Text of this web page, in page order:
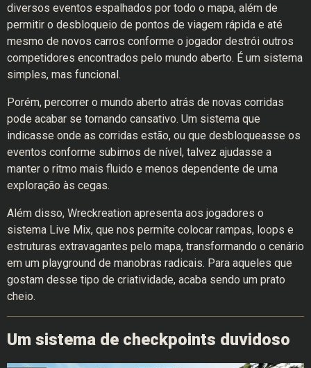
diversos eventos espalhados por todo o mapa, além de
permitir o desbloqueio de pontos de viagem rápida e até
mesmo de novos carros conforme o jogador destrói outros
competidores encontrados pelo mundo aberto. É um sistema
simples, mas funcional.
Porém, percorrer o mundo aberto atrás de novas corridas
pode acabar se tornando cansativo. Um sistema que
indicasse onde as corridas estão, ou que desbloqueasse os
eventos conforme subimos de nível, talvez ajudasse a
manter o ritmo mais fluido e menos dependente de uma
exploração às cegas.
Além disso, Wreckreation apresenta aos jogadores o
sistema Live Mix, que nos permite colocar rampas, loops e
estruturas extravagantes pelo mapa, transformando o cenário
em um playground de manobras radicais. Para aqueles que
gostam desse tipo de criatividade, acaba sendo um prato
cheio.
Um sistema de checkpoints duvidoso